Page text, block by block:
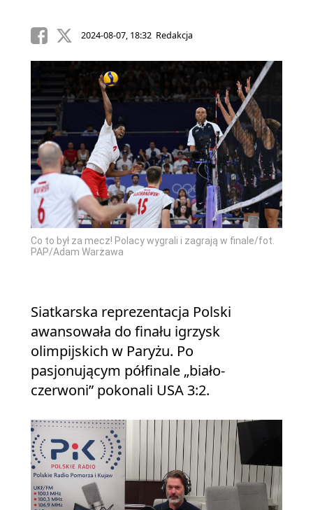
2024-08-07, 18:32 Redakcja
Co to był za mecz! Polacy wygrali i zagrają w finale/fot.
PAP/Adam Warżawa
Siatkarska reprezentacja Polski
awansowała do finału igrzysk
olimpijskich w Paryżu. Po
pasjonującym półfinale „biało-
czerwoni” pokonali USA 3:2.